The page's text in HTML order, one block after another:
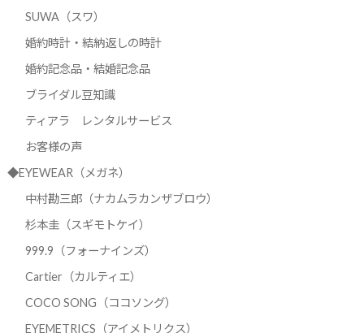
SUWA（スワ）
婚約時計・結納返しの時計
婚約記念品・結婚記念品
ブライダル豆知識
ティアラ レンタルサービス
お客様の声
◆EYEWEAR（メガネ）
中村勘三郎（ナカムラカンザブロウ）
杉本圭（スギモトケイ）
999.9（フォーナインズ）
Cartier（カルティエ）
COCO SONG（ココソング）
EYEMETRICS（アイメトリクス）